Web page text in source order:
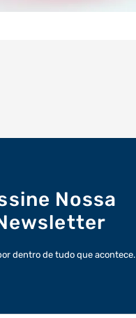
Nossa
dentro de tudo que acontece.